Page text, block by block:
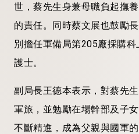
世，蔡先生身兼母職負起撫
的責任。同時蔡文展也鼓勵
別擔任軍備局第205廠採購
護士。
副局長王德本表示，對蔡先
軍旅，並勉勵在場幹部及子
不斷精進，成為父親與國軍的